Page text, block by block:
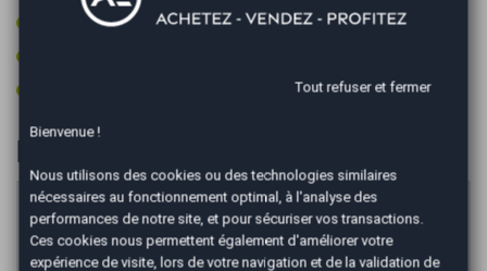
Roue secours tempo + kit outils
Financer
Prix du véhicule
Tout refuser et fermer
Bienvenue !
Nous utilisons des cookies ou des technologies similaires
nécessaires au fonctionnement optimal, à l'analyse des
performances de notre site, et pour sécuriser vos transactions.
Ces cookies nous permettent également d'améliorer votre
expérience de visite, lors de votre navigation et de la validation de